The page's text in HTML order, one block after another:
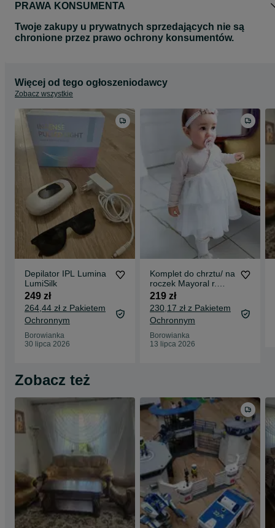
PRAWA KONSUMENTA
Twoje zakupy u prywatnych sprzedających nie są
chronione przez prawo ochrony konsumentów.
Więcej od tego ogłoszeniodawcy
Zobacz wszystkie
Depilator IPL Lumina
LumiSilk
249 zł
264,44 zł z Pakietem
Ochronnym
Borowianka
30 lipca 2026
Komplet do chrztu/ na
roczek Mayoral r.
12m
219 zł
230,17 zł z Pakietem
Ochronnym
Borowianka
13 lipca 2026
Zobacz też